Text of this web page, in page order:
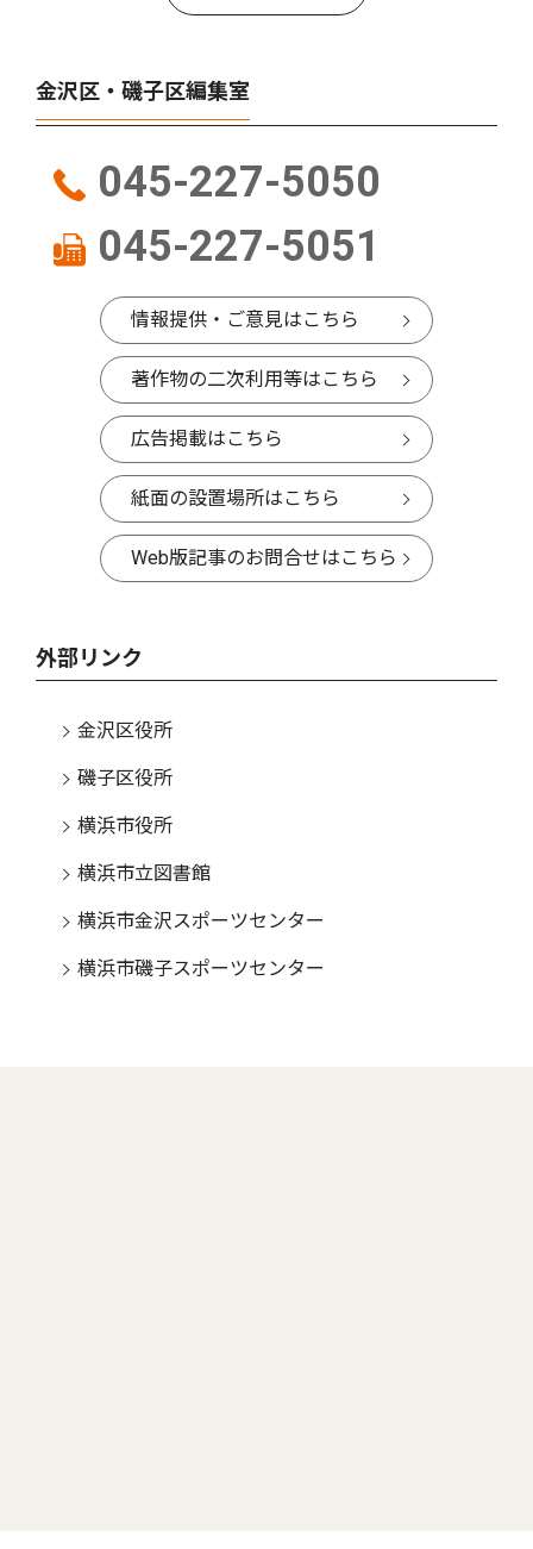
金沢区・磯子区編集室
045-227-5050
045-227-5051
情報提供・ご意見はこちら
著作物の二次利用等はこちら
広告掲載はこちら
紙面の設置場所はこちら
Web版記事のお問合せはこちら
外部リンク
金沢区役所
磯子区役所
横浜市役所
横浜市立図書館
横浜市金沢スポーツセンター
横浜市磯子スポーツセンター